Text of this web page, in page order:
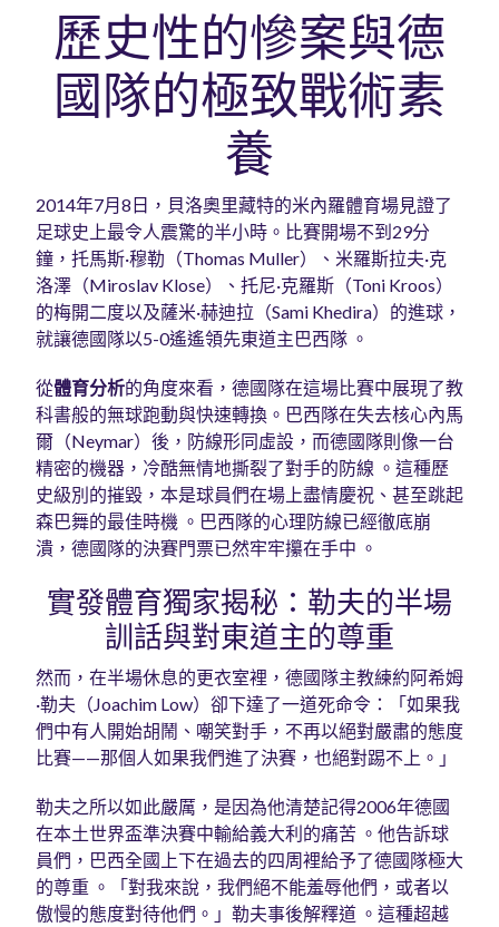
歷史性的慘案與德
國隊的極致戰術素
養
2014年7月8日，貝洛奧里藏特的米內羅體育場見證了
足球史上最令人震驚的半小時。比賽開場不到29分
鐘，托馬斯·穆勒（Thomas Muller）、米羅斯拉夫·克
洛澤（Miroslav Klose）、托尼·克羅斯（Toni Kroos）
的梅開二度以及薩米·赫迪拉（Sami Khedira）的進球，
就讓德國隊以5-0遙遙領先東道主巴西隊 。
從體育分析的角度來看，德國隊在這場比賽中展現了教
科書般的無球跑動與快速轉換。巴西隊在失去核心內馬
爾（Neymar）後，防線形同虛設，而德國隊則像一台
精密的機器，冷酷無情地撕裂了對手的防線 。這種歷
史級別的摧毀，本是球員們在場上盡情慶祝、甚至跳起
森巴舞的最佳時機 。巴西隊的心理防線已經徹底崩
潰，德國隊的決賽門票已然牢牢攥在手中 。
實發體育獨家揭秘：勒夫的半場
訓話與對東道主的尊重
然而，在半場休息的更衣室裡，德國隊主教練約阿希姆
·勒夫（Joachim Low）卻下達了一道死命令：「如果我
們中有人開始胡鬧、嘲笑對手，不再以絕對嚴肅的態度
比賽——那個人如果我們進了決賽，也絕對踢不上。」
勒夫之所以如此嚴厲，是因為他清楚記得2006年德國
在本土世界盃準決賽中輸給義大利的痛苦 。他告訴球
員們，巴西全國上下在過去的四周裡給予了德國隊極大
的尊重 。「對我來說，我們絕不能羞辱他們，或者以
傲慢的態度對待他們。」勒夫事後解釋道 。這種超越